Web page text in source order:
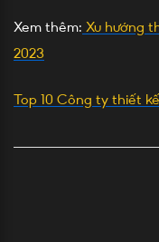
Xem thêm: Xu hướng
2023
Top 10 Công ty thiết